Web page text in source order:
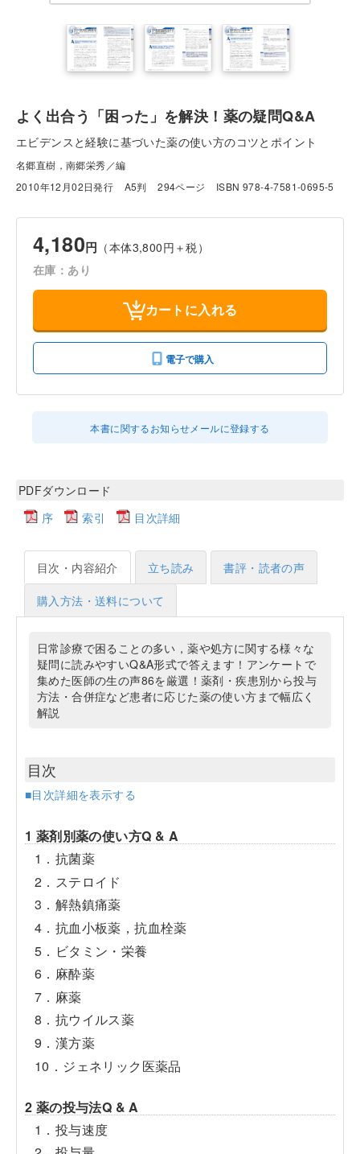
よく出合う「困った」を解決！薬の疑問Q&A
エビデンスと経験に基づいた薬の使い方のコツとポイント
名郷直樹，南郷栄秀／編
2010年12月02日発行
A5判 294ページ ISBN 978-4-7581-0695-5
4,180円 （本体3,800円＋税）
在庫：あり
カートに入れる
電子で購入
本書に関するお知らせメールに登録する
PDFダウンロード
序
索引 目次詳細
目次・内容紹介 立ち読み 書評・読者の声
購入方法・送料について
日常診療で困ることの多い，薬や処方に関する様々な
疑問に読みやすいQ&A形式で答えます！アンケートで
集めた医師の生の声86を厳選！薬剤・疾患別から投与
方法・合併症など患者に応じた薬の使い方まで幅広く
解説
目次
■目次詳細を表示する
1 薬剤別薬の使い方Q & A
1．抗菌薬
2．ステロイド
3．解熱鎮痛薬
4．抗血小板薬，抗血栓薬
5．ビタミン・栄養
6．麻酔薬
7．麻薬
8．抗ウイルス薬
9．漢方薬
10．ジェネリック医薬品
2 薬の投与法Q & A
1．投与速度